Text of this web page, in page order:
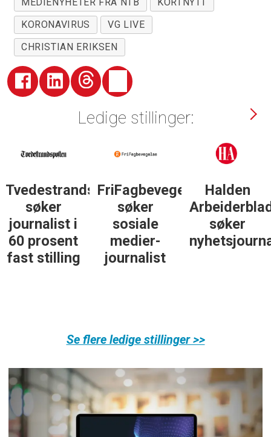
MEDIENYHETER FRA NTB
KORTNYTT
KORONAVIRUS
VG LIVE
CHRISTIAN ERIKSEN
Ledige stillinger:
Tvedestrandsposten
søker
journalist i
60 prosent
fast stilling
FriFagbevegelse
søker
sosiale
medier-
journalist
Halden
søker
Se flere ledige stillinger >>